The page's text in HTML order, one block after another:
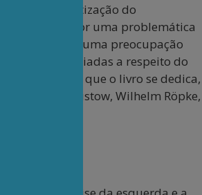
sistematização do
unificado por uma problemática
a ela estaria uma preocupação
ideias variadas a respeito do
ideias que o livro se dedica,
Alexander Rüstow, Wilhelm Röpke,